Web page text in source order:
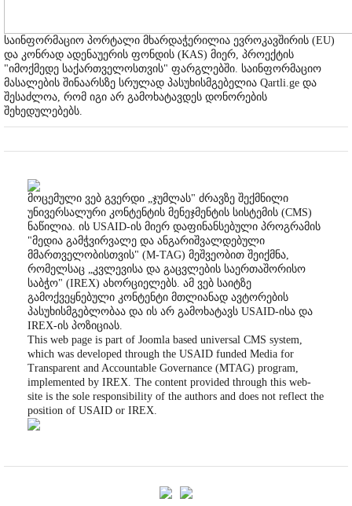
საინფორმაციო პორტალი მხარდაჭერილია ევროკავშირის (EU)
და კონრად ადენაუერის ფონდის (KAS) მიერ, პროექტის
"იმოქმედე საქართველოსთვის" ფარგლებში. საინფორმაციო
მასალების შინაარსზე სრულად პასუხისმგებელია Qartli.ge და
შესაძლოა, რომ იგი არ გამოხატავდეს დონორების
შეხედულებებს.
მოცემული ვებ გვერდი „ჯუმლას" ძრავზე შექმნილი
უნივერსალური კონტენტის მენეჯმენტის სისტემის (CMS)
ნაწილია. ის USAID-ის მიერ დაფინანსებული პროგრამის
"მედია გამჭვირვალე და ანგარიშვალდებული
მმართველობისთვის" (M-TAG) მეშვეობით შეიქმნა,
რომელსაც „კვლევისა და გაცვლების საერთაშორისო
საბჭო" (IREX) ახორციელებს. ამ ვებ საიტზე
გამოქვეყნებული კონტენტი მთლიანად ავტორების
პასუხისმგებლობაა და ის არ გამოხატავს USAID-ისა და
IREX-ის პოზიციას.
This web page is part of Joomla based universal CMS system,
which was developed through the USAID funded Media for
Transparent and Accountable Governance (MTAG) program,
implemented by IREX. The content provided through this web-
site is the sole responsibility of the authors and does not reflect the
position of USAID or IREX.